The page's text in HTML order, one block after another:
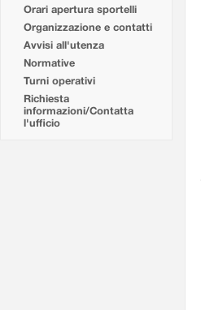
Orari apertura sportelli
Organizzazione e contatti
Avvisi all'utenza
Normative
Turni operativi
Richiesta
informazioni/Contatta
l'ufficio